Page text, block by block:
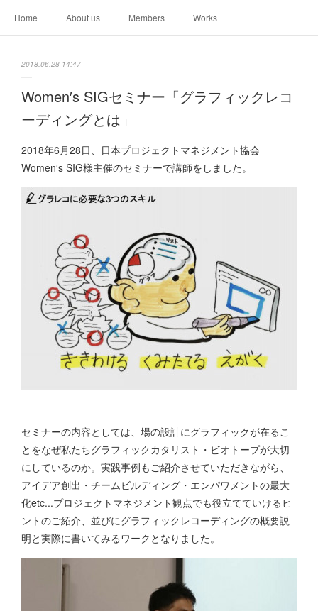
Home About us Members Works
2018.06.28 14:47
Women′s SIGセミナー「グラフィックレコ
ーディングとは」
2018年6月28日、日本プロジェクトマネジメント協会
Women′s SIG様主催のセミナーで講師をしました。
セミナーの内容としては、場の設計にグラフィックが在るこ
とをなぜ私たちグラフィックカタリスト・ビオトープが大切
にしているのか。実践事例もご紹介させていただきながら、
アイデア創出・チームビルディング・エンパワメントの最大
化etc...プロジェクトマネジメント観点でも役立てていけるヒ
ントのご紹介、並びにグラフィックレコーディングの概要説
明と実際に書いてみるワークとなりました。